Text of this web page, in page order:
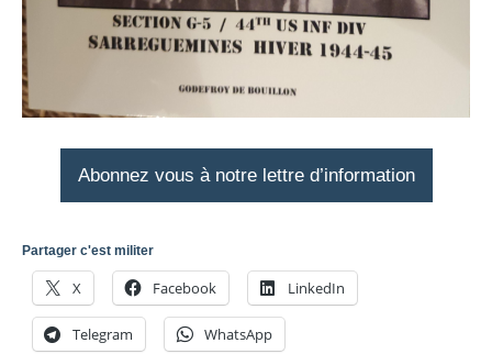
Abonnez vous à notre lettre d’information
Partager c'est militer
X Facebook LinkedIn
Telegram WhatsApp